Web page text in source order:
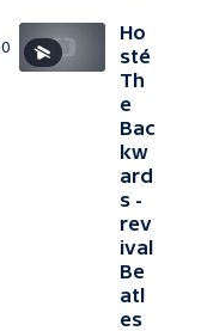
Ho
sté
Th
e
Bac
kw
ard
s -
rev
ival
Be
atl
es